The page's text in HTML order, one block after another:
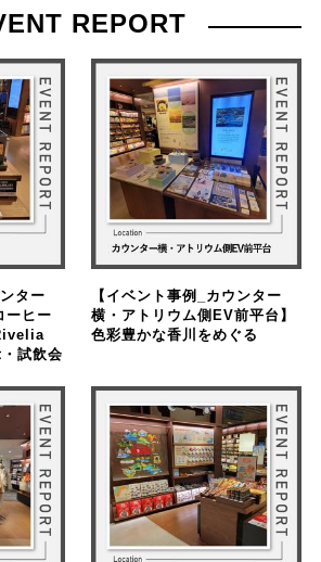
REPORT
ター
ーヒー
試飲会
【イベント事例_カウンター
横・アトリウム側EV前平台】
色彩豊かな香川をめぐる